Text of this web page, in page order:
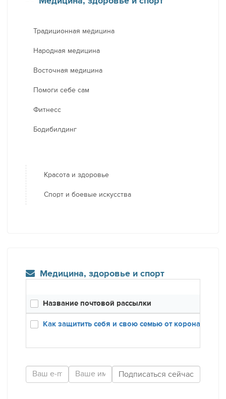
Традиционная медицина
Народная медицина
Восточная медицина
Помоги себе сам
Фитнесс
Бодибилдинг
Красота и здоровье
Спорт и боевые искусства
Медицина, здоровье и спорт
Название почтовой рассылки
Как защитить себя и свою семью от коронавируса